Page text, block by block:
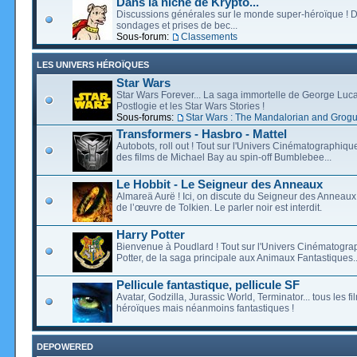
Discussions générales sur le monde super-héroïque !
sondages et prises de bec...
Sous-forum:
Classements
LES UNIVERS HÉROÏQUES
Star Wars
Star Wars Forever... La saga immortelle de George
Postlogie et les Star Wars Stories !
Sous-forums:
Star Wars : The Mandalorian and Grogu
Transformers - Hasbro - Mattel
Autobots, roll out ! Tout sur l'Univers
des films de Michael Bay au spin-off Bumblebee...
Le Hobbit - Le Seigneur des Anneaux
Almareä Aurë ! Ici, on discute du Seigneur des
de l’œuvre de Tolkien. Le parler noir est interdit.
Harry Potter
Bienvenue à Poudlard ! Tout sur l'Univers
Potter, de la saga principale aux Animaux
Pellicule fantastique, pellicule SF
Avatar, Godzilla, Jurassic World, Terminator... tous les
héroïques mais néanmoins fantastiques !
DEPOWERED